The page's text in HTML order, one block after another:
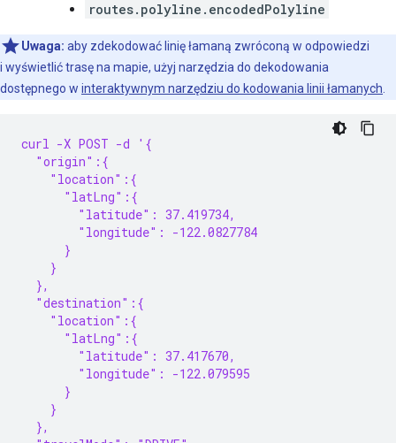
routes.polyline.encodedPolyline
Uwaga: aby zdekodować linię łamaną zwróconą w odpowiedzi
i wyświetlić trasę na mapie, użyj narzędzia do dekodowania
dostępnego w interaktywnym narzędziu do kodowania linii łamanych
curl -X POST -d '{
  "origin":{
    "location":{
      "latLng":{
        "latitude": 37.419734,
        "longitude": -122.0827784
      }
    }
  },
  "destination":{
    "location":{
      "latLng":{
        "latitude": 37.417670,
        "longitude": -122.079595
      }
    }
  },